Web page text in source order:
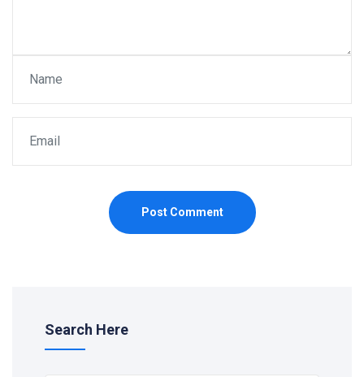
Post Comment
Search Here